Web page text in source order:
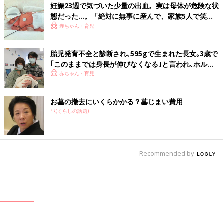
妊娠23週で気づいた少量の出血。実は母体が危険な状
態だった…。「絶対に無事に産んで、家族5人で笑っ
て過ごす」母の思い【極低出生体重児】
赤ちゃん・育児
胎児発育不全と診断され､595gで生まれた長女｡3歳で
｢このままでは身長が伸びなくなる｣と言われ､ホルモ
ン注射治療を【低出生体重児】
赤ちゃん・育児
お墓の撤去にいくらかかる？墓じまい費用
PR(くらしの話題)
Recommended by